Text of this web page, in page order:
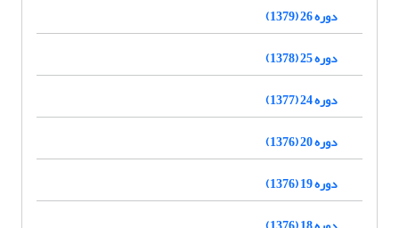
دوره 26 (1379)
دوره 25 (1378)
دوره 24 (1377)
دوره 20 (1376)
دوره 19 (1376)